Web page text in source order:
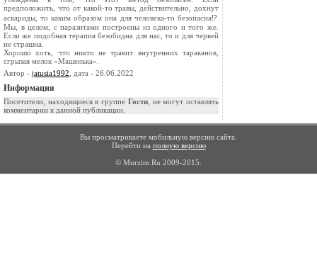
предположить, что от какой-то травы, действительно, дохнут
аскариды, то каким образом она для человека-то безопасна⁉️
Мы, в целом, с паразитами построены из одного и того же.
Если же подобная терапия безобидна для нас, то и для червей
не страшна.
Хорошо хоть, что никто не травит внутренних тараканов,
сгрызая мелок «Машенька».
Автор - jatusia1992 , дата - 26.06.2022
Информация
Посетители, находящиеся в группе Гости, не могут оставлять
комментарии к данной публикации.
Вы просматриваете мобильную версию сайта.
Перейти на полную версию
© Murzim.Ru 2009-2015.